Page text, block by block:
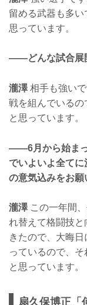
留める武器も多
思っています。
——どんな試合展
瀧澤相手も強い
戦を組んでいる
と思っています。
——6月から始まっ
でいよいよ全て
の意気込みをお願
瀧澤この一年間
れ替えて格闘技
きたので、大晦
っているので、
と思っています。
扇久保博正「